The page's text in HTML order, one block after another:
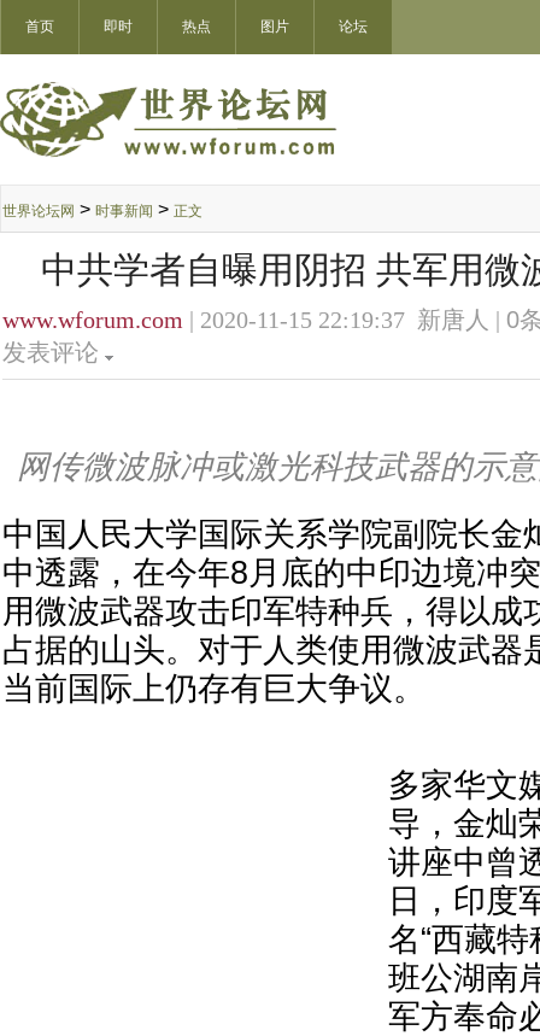
首页 即时 热点 图片 论坛
世界论坛网 > 时事新闻 > 正文
中共学者自曝用阴招 共军用微
www.wforum.com | 2020-11-15 22:19:37 新唐人 | 0
发表评论
网传微波脉冲或激光科技武器的示
中国人民大学国际关系学院副院长金
中透露，在今年8月底的中印边境冲
用微波武器攻击印军特种兵，得以成
占据的山头。对于人类使用微波武器
当前国际上仍存有巨大争议。
多家华文
导，金灿
讲座中曾
日，印度
名“西藏
班公湖南
军方奉命